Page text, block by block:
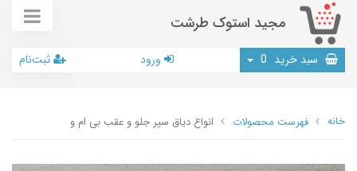
مجید استوک طرشت
سبد خرید 0 ورود ثبت‌نام
خانه فهرست محصولات انواع دیاق سپر جلو و عقب بی ام و